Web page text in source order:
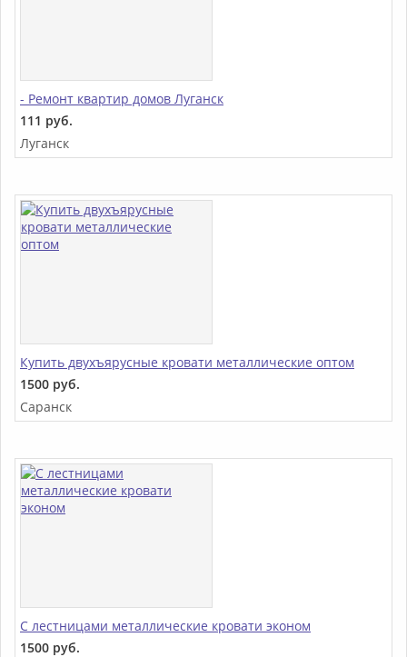
- Ремонт квартир домов Луганск
111 руб.
Луганск
Купить двухъярусные кровати металлические оптом
1500 руб.
Саранск
С лестницами металлические кровати эконом
1500 руб.